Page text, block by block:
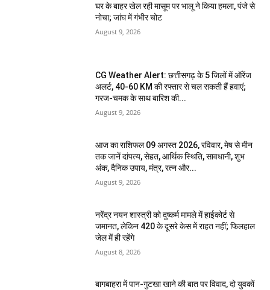
घर के बाहर खेल रही मासूम पर भालू ने किया हमला, पंजे से
नोचा; जांघ में गंभीर चोट
August 9, 2026
CG Weather Alert: छत्तीसगढ़ के 5 जिलों में ऑरेंज
अलर्ट, 40-60 KM की रफ्तार से चल सकती हैं हवाएं;
गरज-चमक के साथ बारिश की...
August 9, 2026
आज का राशिफल 09 अगस्त 2026, रविवार, मेष से मीन
तक जानें दांपत्य, सेहत, आर्थिक स्थिति, सावधानी, शुभ
अंक, दैनिक उपाय, मंत्र, रत्न और...
August 9, 2026
नरेंद्र नयन शास्त्री को दुष्कर्म मामले में हाईकोर्ट से
जमानत, लेकिन 420 के दूसरे केस में राहत नहीं; फिलहाल
जेल में ही रहेंगे
August 8, 2026
बागबाहरा में पान-गुटखा खाने की बात पर विवाद, दो युवकों